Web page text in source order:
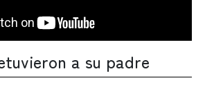
a su padre